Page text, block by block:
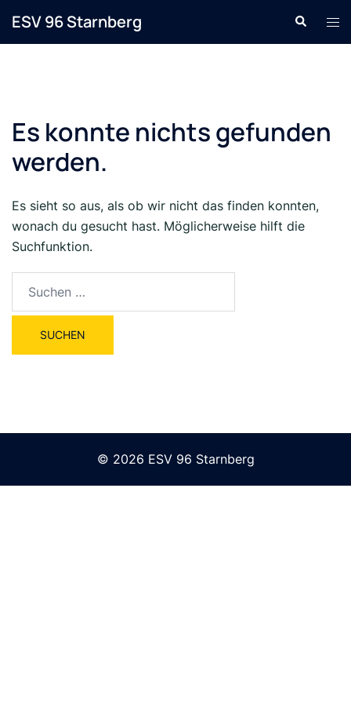
Inhalt
ESV 96 Starnberg Suche
Es konnte nichts gefunden
werden.
Es sieht so aus, als ob wir nicht das finden konnten,
wonach du gesucht hast. Möglicherweise hilft die
Suchfunktion.
nach:
© 2026 ESV 96 Starnberg